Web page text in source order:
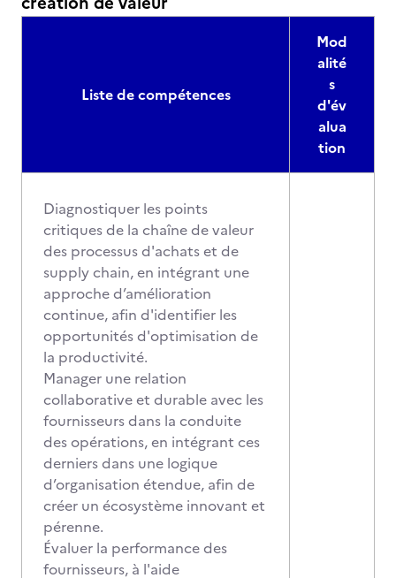
Liste de compétences
Mod
alité
s
d'év
alua
tion
Diagnostiquer les points
critiques de la chaîne de valeur
des processus d'achats et de
supply chain, en intégrant une
approche d’amélioration
continue, afin d'identifier les
opportunités d'optimisation de
la productivité.
Manager une relation
collaborative et durable avec les
fournisseurs dans la conduite
des opérations, en intégrant ces
derniers dans une logique
d’organisation étendue, afin de
créer un écosystème innovant et
pérenne.
Évaluer la performance des
fournisseurs, à l'aide